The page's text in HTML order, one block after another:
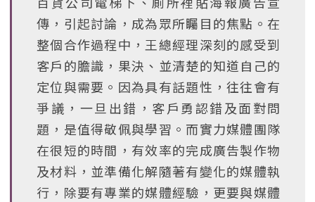
傳，引起討論，成為眾所矚目的焦點。在
整個合作過程中，王總經理深刻的感受到
客戶的膽識，果決、並清楚的知道自己的
定位與需要。因為具有話題性，往往會有
爭議，一旦出錯，客戶勇認錯及面對問
題，是值得敬佩與學習。而實力媒體團隊
在很短的時間，有效率的完成廣告製作物
及材料，並準備化解隨著有變化的媒體執
行，除要有專業的媒體經驗，更要與媒體